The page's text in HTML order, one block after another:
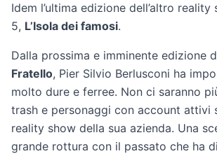
Idem l’ultima edizione dell’altro reality
5, L’Isola dei famosi.
Dalla prossima e imminente edizione
Fratello, Pier Silvio Berlusconi ha
molto dure e ferree. Non ci saranno
trash e personaggi con account attivi
reality show della sua azienda. Una
grande rottura con il passato che ha